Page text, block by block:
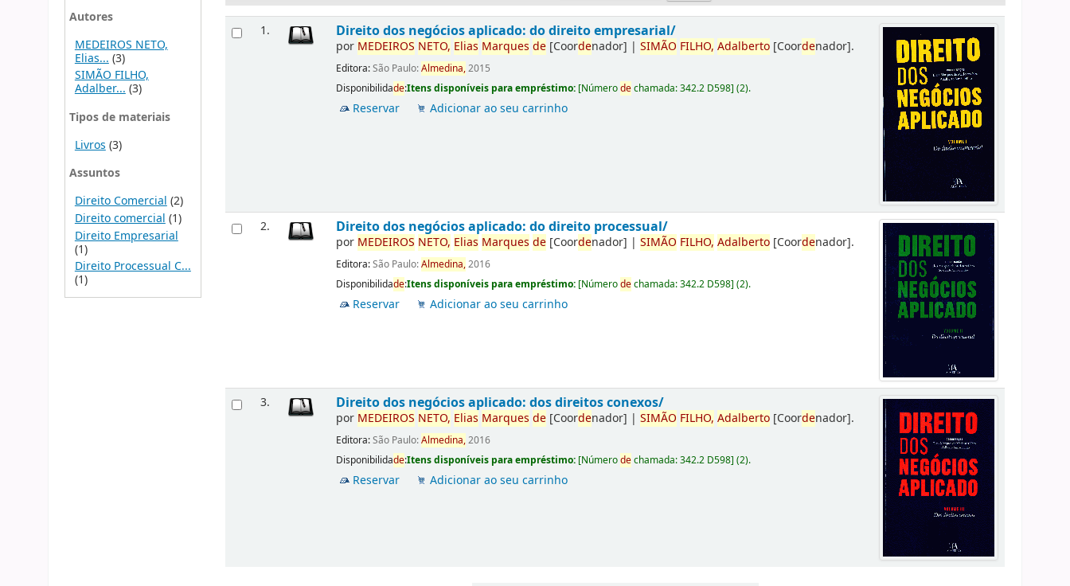
Autores
MEDEIROS NETO,
Elias... (3)
SIMÃO FILHO,
Adalber...(3)
Tipos de materiais
Livros (3)
Assuntos
Direito Comercial (2)
Direito comercial (1)
Direito Empresarial
(1)
Direito Processual C...
(1)
1. Direito dos negócios aplicado: do direito empresarial/
por MEDEIROS NETO, Elias Marques de [Coordenador] |SIMÃO FILHO, Adalberto [Coordenador].
Editora:São Paulo:Almedina,2015
Disponibilidade:Itens disponíveis para empréstimo: [Númerodechamada:342.2 D598](2).
Reservar Adicionar ao seu carrinho
2. Direito dos negócios aplicado: do direito processual/
por MEDEIROS NETO, Elias Marques de [Coordenador] |SIMÃO FILHO, Adalberto [Coordenador].
Editora:São Paulo:Almedina,2016
Disponibilidade:Itens disponíveis para empréstimo: [Númerodechamada:342.2 D598](2).
Reservar Adicionar ao seu carrinho
3. Direito dos negócios aplicado: dos direitos conexos/
por MEDEIROS NETO, Elias Marques de [Coordenador] |SIMÃO FILHO, Adalberto [Coordenador].
Editora:São Paulo:Almedina,2016
Disponibilidade:Itens disponíveis para empréstimo: [Númerodechamada:342.2 D598](2).
Reservar Adicionar ao seu carrinho